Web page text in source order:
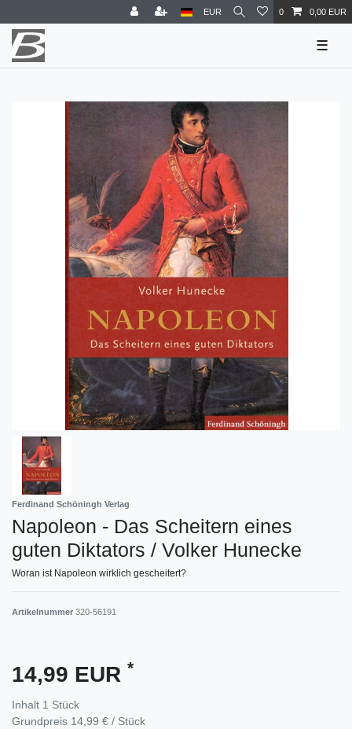
EUR 0 0,00 EUR
☰
Ferdinand Schöningh Verlag
Napoleon - Das Scheitern eines
guten Diktators / Volker Hunecke
Woran ist Napoleon wirklich gescheitert?
Artikelnummer 320-56191
14,99 EUR *
Inhalt 1 Stück
Grundpreis 14,99 € / Stück